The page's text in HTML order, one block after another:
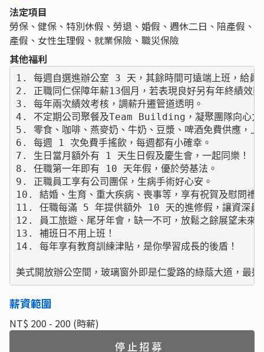
法定項目
勞保、健保、特別休假、勞退、婚假、週休二日、陪產假、
產假、女性生理假、就業保險、職災保險
其他福利
1. 每週自選進辦公室 3 天，其餘時間可遠端上班，給員
2. 正職同仁保障年薪13個月，若表現良好另有年終績效獎
3. 每年兩次績效考核，調薪升遷管道透明。
4. 不定期公司聚餐及Team Building，凝聚團隊向心力
5. 零食、咖啡、燕麥奶、牛奶、豆漿、啤酒免費供應，上
6. 每週 1 次免費手搖飲，每週都有小確幸。
7. 生日當月額外有 1 天生日假及慶生會，一起同樂！
8. 任職第一年即有 10 天年假，優於勞基法。
9. 正職員工享有公司團保，生病手術好心安。
10. 結婚、生育、重大疾病、喪事等，享有祝賀及慰問禮
11. 任職每滿 5 年提供額外 10 天的進修假，讓資深員
12. 員工旅遊、尾牙年會，缺一不可，放鬆之餘展望未來
13. 補班日不用上班！
14. 每年享有教育訓練津貼，是你學習成長的後盾！
美式開放辦公空間，玻璃窗外即是仁愛路的綠蔭大道，最
薪資範圍
NT$ 200 - 200 (時薪)
停止招募